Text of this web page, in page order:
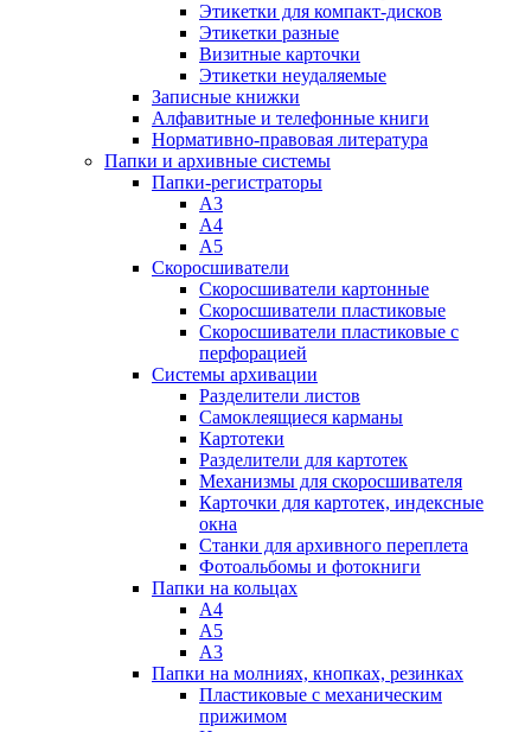
Этикетки для компакт-дисков
Этикетки разные
Визитные карточки
Этикетки неудаляемые
Записные книжки
Алфавитные и телефонные книги
Нормативно-правовая литература
Папки и архивные системы
Папки-регистраторы
А3
А4
А5
Скоросшиватели
Скоросшиватели картонные
Скоросшиватели пластиковые
Скоросшиватели пластиковые с
перфорацией
Системы архивации
Разделители листов
Самоклеящиеся карманы
Картотеки
Разделители для картотек
Механизмы для скоросшивателя
Карточки для картотек, индексные
окна
Станки для архивного переплета
Фотоальбомы и фотокниги
Папки на кольцах
А4
А5
А3
Папки на молниях, кнопках, резинках
Пластиковые с механическим
прижимом